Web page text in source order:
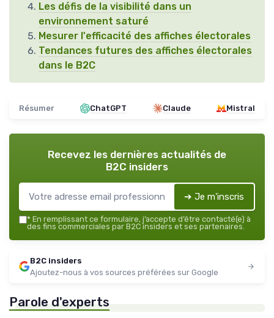
Les défis de la visibilité dans un
environnement saturé
Mesurer l'efficacité des affiches électorales
Tendances futures des affiches électorales
dans le B2C
Résumer ChatGPT Claude Mistral
Recevez les dernières actualités de
B2C insiders
➔ Je m'inscris
* En remplissant ce formulaire, j’accepte d’être contacté(e) à
des fins commerciales par B2C insiders et ses partenaires.
B2C insiders
Ajoutez-nous à vos sources préférées sur Google
Parole d'experts